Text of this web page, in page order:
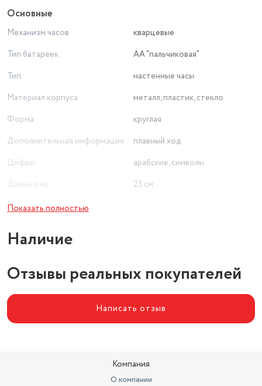
Основные
Механизм часов
кварцевые
Тип батареек
АА "пальчиковая"
Тип
настенные часы
Материал корпуса
металл, пластик, стекло
Форма
круглая
Дополнительная информация
плавный ход
Цифры
арабские, символы
Длина (см)
23 см
Подсветка
Показать полностью
Наличие
Отзывы реальных покупателей
Написать отзыв
Компания
О компании